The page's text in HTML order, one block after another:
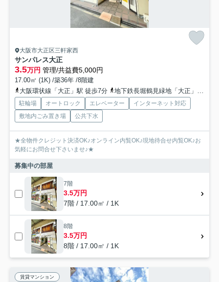
大阪市大正区三軒家西
サンパレス大正
3.5万円 管理/共益費5,000円
17.00㎡ (1K) /築36年 /8階建
大阪環状線「大正」駅 徒歩7分
地下鉄長堀鶴見緑地「大正」駅 徒歩6分
駐輪場 オートロック エレベーター
インターネット対応
敷地内ごみ置き場
公共下水
★全物件クレジット決済OK♪オンライン内覧OK♪現地待合せ内覧OK♪お
気軽にお問合せ下さいませ♪★
募集中の部屋
7階
3.5万円
7階 / 17.00㎡ / 1K
8階
3.5万円
8階 / 17.00㎡ / 1K
賃貸マンション